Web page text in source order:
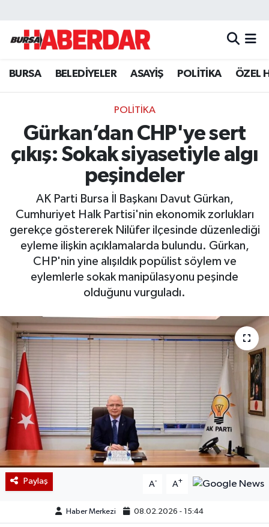
BURSA BELEDİYELER ASAYİŞ POLİTİKA ÖZEL
POLİTİKA
Gürkan’dan CHP'ye sert
çıkış: Sokak siyasetiyle algı
peşindeler
AK Parti Bursa İl Başkanı Davut Gürkan,
Cumhuriyet Halk Partisi'nin ekonomik zorlukları
gerekçe göstererek Nilüfer ilçesinde düzenlediği
eyleme ilişkin açıklamalarda bulundu. Gürkan,
CHP'nin yine alışıldık popülist söylem ve
eylemlerle sokak manipülasyonu peşinde
olduğunu vurguladı.
Paylaş A- A+
Haber Merkezi 08.02.2026 - 15:44
Hava Durumu
Trafik Durumu
Süper Lig Puan Durumu ve Fikstür
Tüm Manşetler
Son Dakika Haberleri
Haber Arşivi